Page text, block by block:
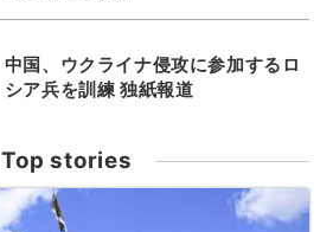
中国、ウクライナ侵攻に参加するロ
シア兵を訓練 独紙報道
Top stories